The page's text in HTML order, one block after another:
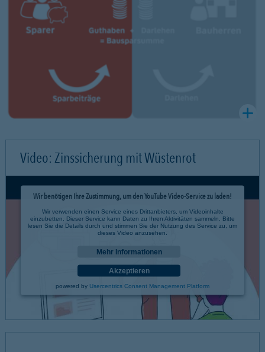
Video: Zinssicherung mit Wüstenrot
Wir benötigen Ihre Zustimmung, um den YouTube Video-Service zu laden!
Wir verwenden einen Service eines Drittanbieters, um Videoinhalte
einzubetten. Dieser Service kann Daten zu Ihren Aktivitäten sammeln. Bitte
lesen Sie die Details durch und stimmen Sie der Nutzung des Service zu, um
dieses Video anzusehen.
Mehr Informationen
Akzeptieren
powered by Usercentrics Consent Management Platform